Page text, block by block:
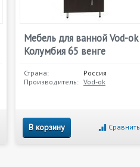
Мебель для ванной Vod-ok
Колумбия 65 венге
Страна:
Россия
Производитель: Vod-ok
В корзину Сравнить